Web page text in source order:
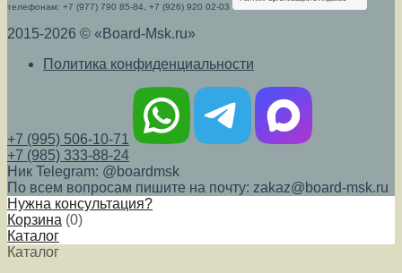
телефонам: +7 (977) 790 85-84, +7 (926) 920 02-03
2015-2026 © «Board-Msk.ru»
Политика конфиденциальности
+7 (995) 506-10-71
+7 (985) 333-88-24
Ник Telegram: @boardmsk
По всем вопросам пишите на почту: zakaz@board-msk.ru
Нужна консультация?
Корзина (0)
Каталог
Каталог